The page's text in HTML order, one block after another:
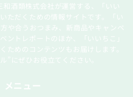
酒類株式会社が運営する、「いい
ただくための情報サイトです。「い
や合うおつまみ、新商品やキャンペ
ントレポートのほか、「いいちこ」
ためのコンテンツもお届けします。
にぜひお役立てください。
メニュー